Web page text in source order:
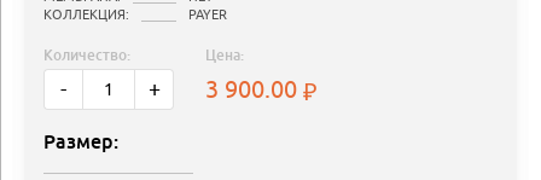
КОЛЛЕКЦИЯ:
PAYER
Количество:
- +
Цена:
3 900.00
Размер: